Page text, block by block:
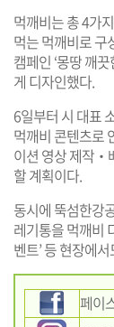
먹깨비는 총 4가
먹는 먹깨비로 구
캠페인 ‘몽땅 깨
게 디자인했다.
6일부터 시 대표
먹깨비 콘텐츠로
이션 영상 제작‧
할 계획이다.
동시에 뚝섬한강
레기통을 먹깨비
벤트’ 등 현장에
페이